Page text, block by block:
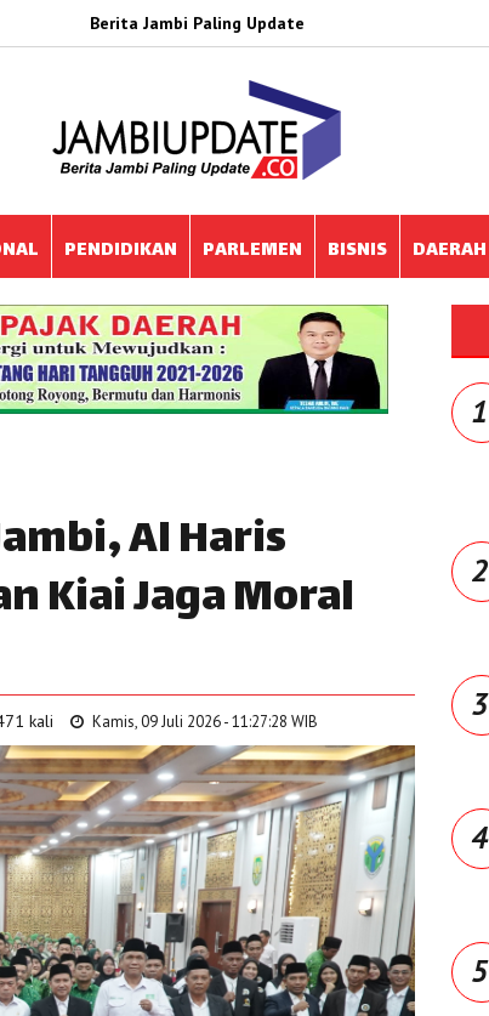
Berita Jambi Paling Update
PENDIDIKAN PARLEMEN BISNIS DAERAH
Al Haris
Kiai Jaga Moral
kali Kamis, 09 Juli 2026 - 11:27:28 WIB
1
2
3
4
5